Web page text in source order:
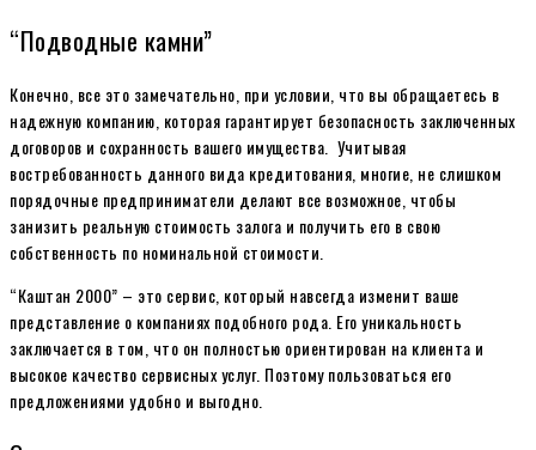
“Подводные камни”
Конечно, все это замечательно, при условии, что вы обращаетесь в
надежную компанию, которая гарантирует безопасность заключенных
договоров и сохранность вашего имущества. Учитывая
востребованность данного вида кредитования, многие, не слишком
порядочные предприниматели делают все возможное, чтобы
занизить реальную стоимость залога и получить его в свою
собственность по номинальной стоимости.
“Каштан 2000” – это сервис, который навсегда изменит ваше
представление о компаниях подобного рода. Его уникальность
заключается в том, что он полностью ориентирован на клиента и
высокое качество сервисных услуг. Поэтому пользоваться его
предложениями удобно и выгодно.